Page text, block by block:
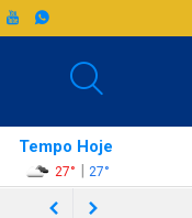
Tempo Hoje
27° 27°